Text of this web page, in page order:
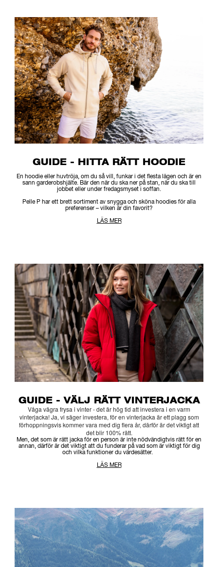
GUIDE - HITTA RÄTT HOODIE
En hoodie eller huvtröja, om du så vill, funkar i det flesta lägen och är en
sann garderobshjälte. Bär den när du ska ner på stan, när du ska till
jobbet eller under fredagsmyset i soffan.
Pelle P har ett brett sortiment av snygga och sköna hoodies för alla
preferenser – vilken är din favorit?
LÄS MER
GUIDE - VÄLJ RÄTT VINTERJACKA
Våga vägra frysa i vinter - det är hög tid att investera i en varm
vinterjacka! Ja, vi säger investera, för en vinterjacka är ett plagg som
förhoppningsvis kommer vara med dig flera år, därför är det viktigt att
det blir 100% rätt.
Men, det som är rätt jacka för en person är inte nödvändigtvis rätt för en
annan, därför är det viktigt att du funderar på vad som är viktigt för dig
och vilka funktioner du värdesätter.
LÄS MER